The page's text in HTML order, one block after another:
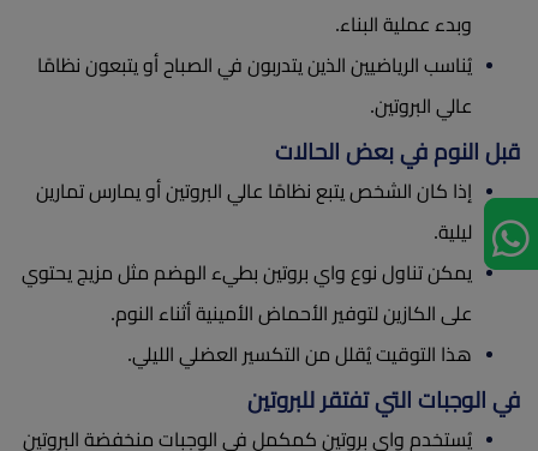
وبدء عملية البناء.
يُناسب الرياضيين الذين يتدربون في الصباح أو يتبعون نظامًا
عالي البروتين.
قبل النوم في بعض الحالات
إذا كان الشخص يتبع نظامًا عالي البروتين أو يمارس تمارين
ليلية.
يمكن تناول نوع واي بروتين بطيء الهضم مثل مزيج يحتوي
على الكازين لتوفير الأحماض الأمينية أثناء النوم.
هذا التوقيت يُقلل من التكسير العضلي الليلي.
في الوجبات التي تفتقر للبروتين
يُستخدم واي بروتين كمكمل في الوجبات منخفضة البروتين